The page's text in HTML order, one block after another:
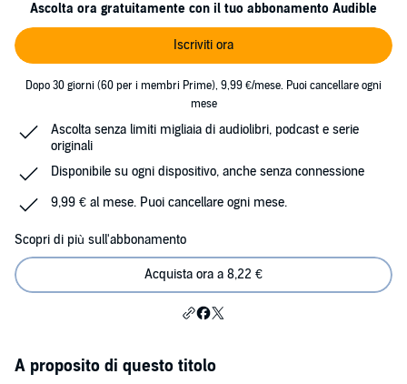
Ascolta ora gratuitamente con il tuo abbonamento Audible
Iscriviti ora
Dopo 30 giorni (60 per i membri Prime), 9,99 €/mese. Puoi cancellare ogni
mese
Ascolta senza limiti migliaia di audiolibri, podcast e serie
originali
Disponibile su ogni dispositivo, anche senza connessione
9,99 € al mese. Puoi cancellare ogni mese.
Scopri di più sull'abbonamento
Acquista ora a 8,22 €
A proposito di questo titolo